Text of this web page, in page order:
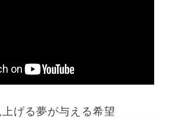
げる夢が与える希望
ホーム